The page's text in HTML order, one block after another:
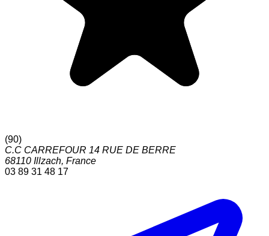
(90)
C.C CARREFOUR 14 RUE DE BERRE
68110 Illzach, France
03 89 31 48 17